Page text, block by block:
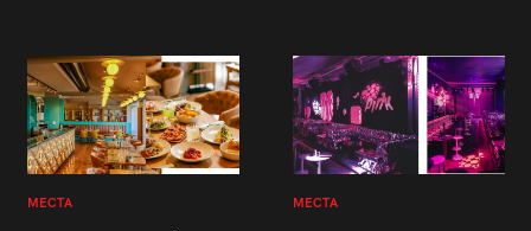
МЕСТА МЕСТА